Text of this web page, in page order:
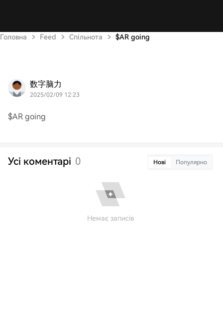
Головна Feed Спільнота $AR going
数字脑力
2025/02/09 12:23
$AR going
Усі коментарі 0 Нові Популярно
Немає записів